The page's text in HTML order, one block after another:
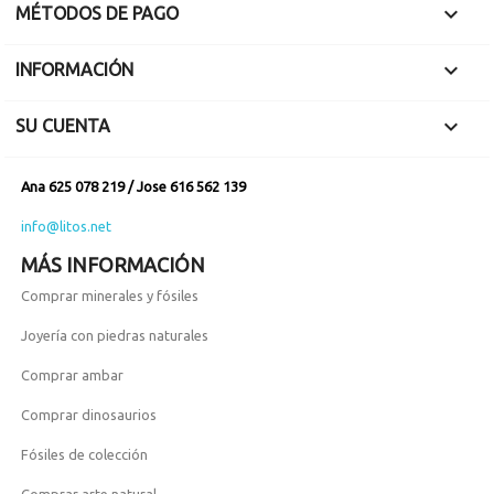
MÉTODOS DE PAGO 
INFORMACIÓN 
SU CUENTA 
Ana 625 078 219 / Jose 616 562 139
info@litos.net
MÁS INFORMACIÓN
Comprar minerales y fósiles
Joyería con piedras naturales
Comprar ambar
Comprar dinosaurios
Fósiles de colección